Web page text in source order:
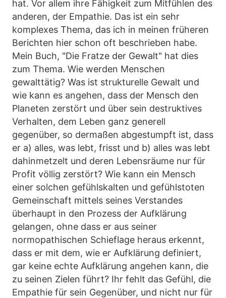
hat. Vor allem ihre Fähigkeit zum Mitfühlen des
anderen, der Empathie. Das ist ein sehr
komplexes Thema, das ich in meinen früheren
Berichten hier schon oft beschrieben habe.
Mein Buch, "Die Fratze der Gewalt" hat dies
zum Thema. Wie werden Menschen
gewalttätig? Was ist strukturelle Gewalt und
wie kann es angehen, dass der Mensch den
Planeten zerstört und über sein destruktives
Verhalten, dem Leben ganz generell
gegenüber, so dermaßen abgestumpft ist, dass
er a) alles, was lebt, frisst und b) alles was lebt
dahinmetzelt und deren Lebensräume nur für
Profit völlig zerstört? Wie kann ein Mensch
einer solchen gefühlskalten und gefühlstoten
Gemeinschaft mittels seines Verstandes
überhaupt in den Prozess der Aufklärung
gelangen, ohne dass er aus seiner
normopathischen Schieflage heraus erkennt,
dass er mit dem, wie er Aufklärung definiert,
gar keine echte Aufklärung angehen kann, die
zu seinen Zielen führt? Ihr fehlt das Gefühl, die
Empathie für sein Gegenüber, und nicht nur für